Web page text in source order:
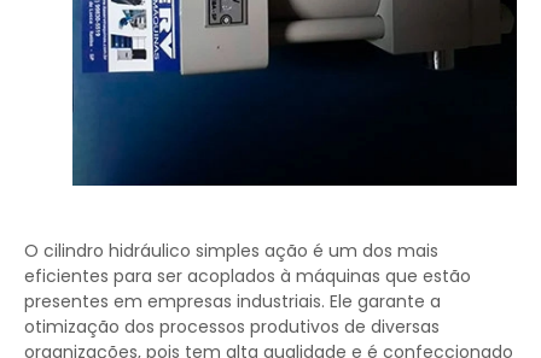
O cilindro hidráulico simples ação é um dos mais
eficientes para ser acoplados à máquinas que estão
presentes em empresas industriais. Ele garante a
otimização dos processos produtivos de diversas
organizações, pois tem alta qualidade e é confeccionado